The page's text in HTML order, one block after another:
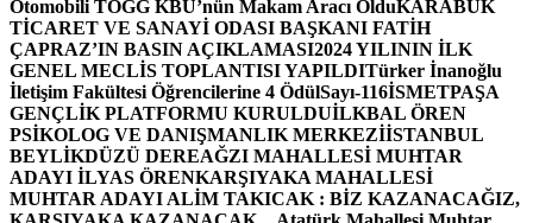
Otomobili TOGG KBÜ’nün Makam Aracı OlduKARABÜK
TİCARET VE SANAYİ ODASI BAŞKANI FATİH
ÇAPRAZ’IN BASIN AÇIKLAMASI2024 YILININ İLK
GENEL MECLİS TOPLANTISI YAPILDITürker İnanoğlu
İletişim Fakültesi Öğrencilerine 4 ÖdülSayı-116İSMETPAŞA
GENÇLİK PLATFORMU KURULDUİLKBAL ÖREN
PSİKOLOG VE DANIŞMANLIK MERKEZİİSTANBUL
BEYLİKDÜZÜ DEREAĞZI MAHALLESİ MUHTAR
ADAYI İLYAS ÖRENKARŞIYAKA MAHALLESİ
MUHTAR ADAYI ALİM TAKICAK : BİZ KAZANACAĞIZ,